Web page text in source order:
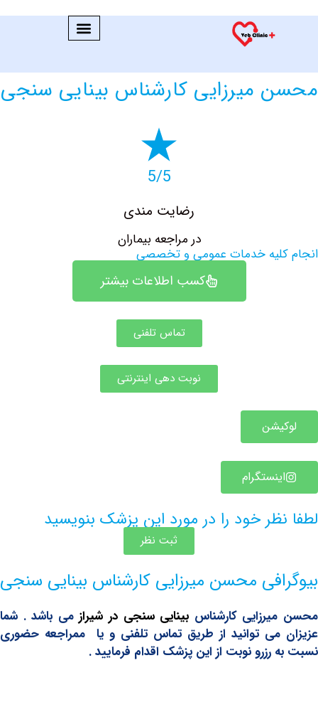
میرزایی کارشناس بینایی سنجی
رضایت مندی
در مراجعه بیماران
خدمات عمومی و تخصصی
کسب اطلاعات بیشتر
تماس تلفنی
نوبت دهی اینترنتی
خود را در مورد این پزشک بنویسید
ثبت نظر
محسن میرزایی کارشناس بینایی سنجی
کارشناسبینایی سنجی در شیرازمی باشد . شما
می توانید از طریق تماس تلفنی و یا ممراجعه حضوری
رزرو نوبت از این پزشک اقدام فرمایید .